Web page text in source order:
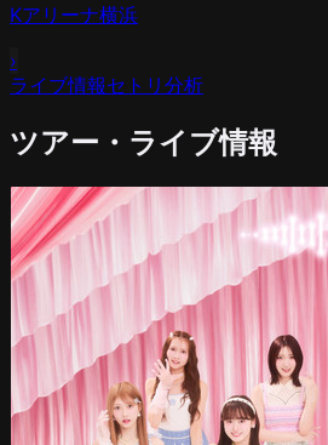
Kアリーナ横浜
›
ライブ情報セトリ分析
ツアー・ライブ情報